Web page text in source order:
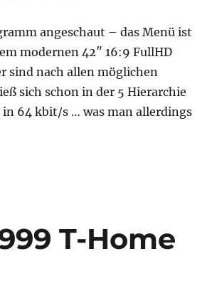
angeschaut – das Menü ist
modernen 42″ 16:9 FullHD
sind nach allen möglichen
sich schon in der 5 Hierarchie
64 kbit/s … was man allerdings
T-Home